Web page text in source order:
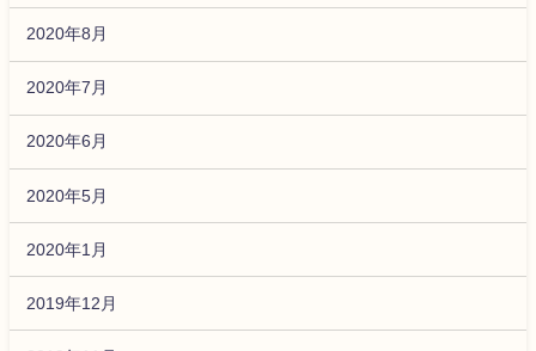
2020年8月
2020年7月
2020年6月
2020年5月
2020年1月
2019年12月